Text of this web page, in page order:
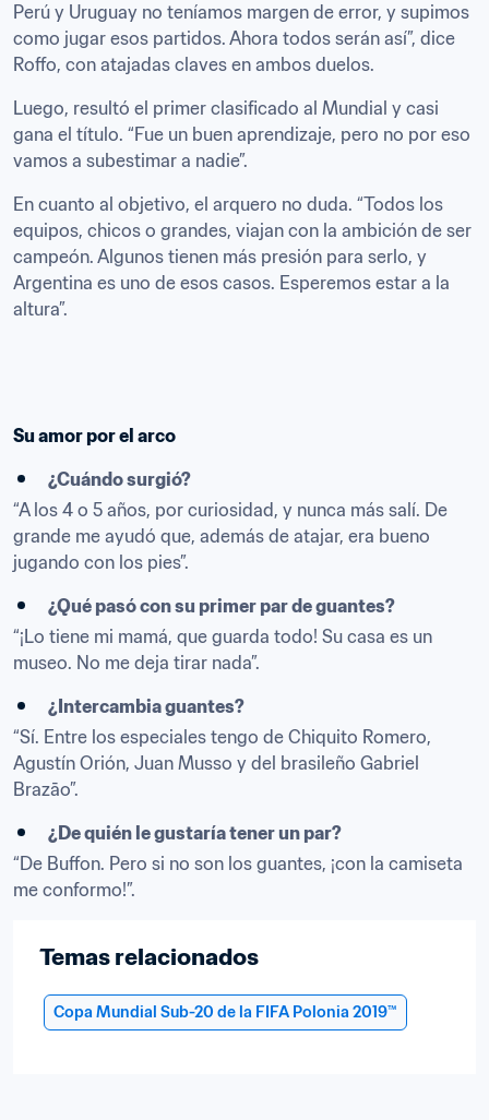
Perú y Uruguay no teníamos margen de error, y supimos
como jugar esos partidos. Ahora todos serán así”, dice
Roffo, con atajadas claves en ambos duelos.
Luego, resultó el primer clasificado al Mundial y casi
gana el título. “Fue un buen aprendizaje, pero no por eso
vamos a subestimar a nadie”.
En cuanto al objetivo, el arquero no duda. “Todos los
equipos, chicos o grandes, viajan con la ambición de ser
campeón. Algunos tienen más presión para serlo, y
Argentina es uno de esos casos. Esperemos estar a la
altura”.
Su amor por el arco
¿Cuándo surgió?
“A los 4 o 5 años, por curiosidad, y nunca más salí. De
grande me ayudó que, además de atajar, era bueno
jugando con los pies”.
¿Qué pasó con su primer par de guantes?
“¡Lo tiene mi mamá, que guarda todo! Su casa es un
museo. No me deja tirar nada”.
¿Intercambia guantes?
“Sí. Entre los especiales tengo de Chiquito Romero,
Agustín Orión, Juan Musso y del brasileño Gabriel
Brazāo”.
¿De quién le gustaría tener un par?
“De Buffon. Pero si no son los guantes, ¡con la camiseta
me conformo!”.
Temas relacionados
Copa Mundial Sub-20 de la FIFA Polonia 2019™